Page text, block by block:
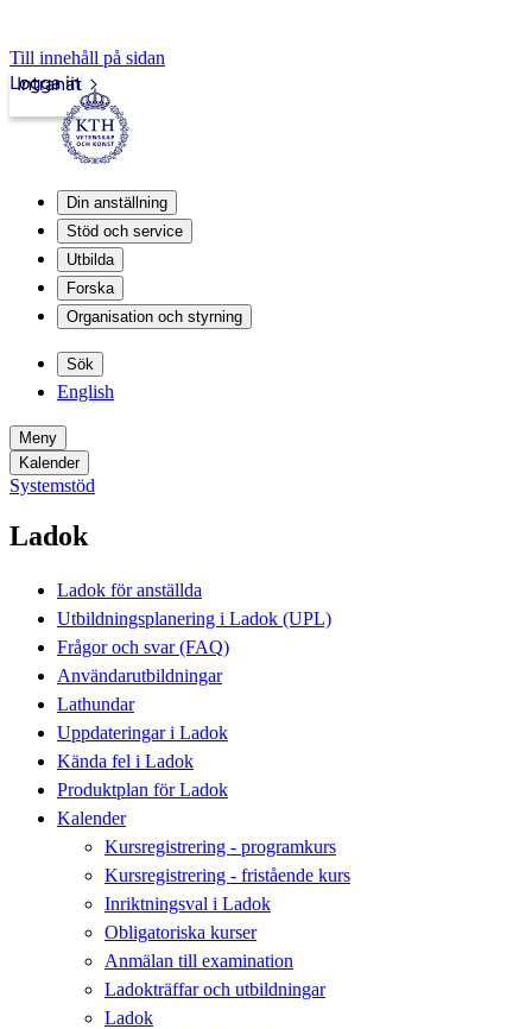
Till innehåll på sidan
Intranät
Logga in
Din anställning
Stöd och service
Utbilda
Forska
Organisation och styrning
Sök
English
Meny
Kalender
Systemstöd
Ladok
Ladok för anställda
Utbildningsplanering i Ladok (UPL)
Frågor och svar (FAQ)
Användarutbildningar
Lathundar
Uppdateringar i Ladok
Kända fel i Ladok
Produktplan för Ladok
Kalender
Kursregistrering - programkurs
Kursregistrering - fristående kurs
Inriktningsval i Ladok
Obligatoriska kurser
Anmälan till examination
Ladokträffar och utbildningar
Ladok